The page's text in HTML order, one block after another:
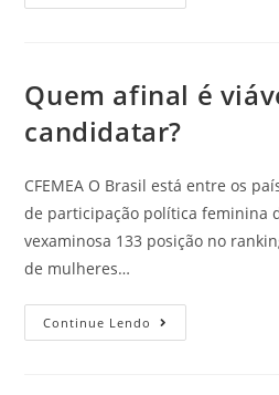
Quem afinal é
candidatar?
CFEMEA O Brasil está entre os
de participação política feminina
vexaminosa 133 posição no
de mulheres…
Continue Lendo